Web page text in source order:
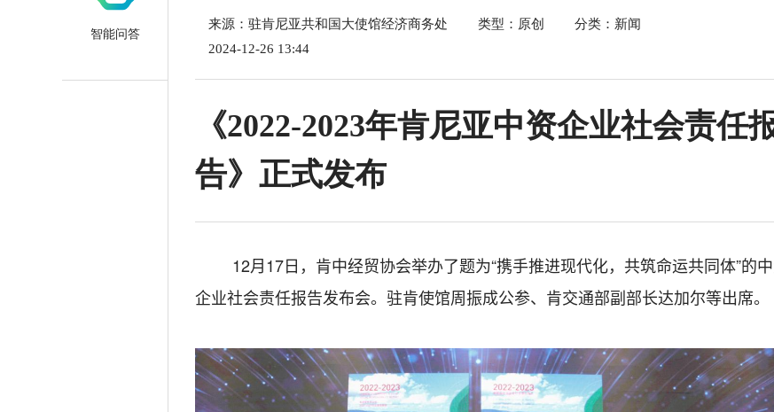
来源：驻肯尼亚共和国大使馆经济商务处 类型：原创
分类：新闻
2024-12-26 13:44
《2022-2023年肯尼亚中资企业社会责任
告》正式发布
12月17日 ，肯中经贸协会举办了题为“携手推进现代化，共筑命运共同体”的
企业社会责任报告发布会。 驻肯使馆周振成公参、肯交通部副部长达加尔等出席。
智能问答